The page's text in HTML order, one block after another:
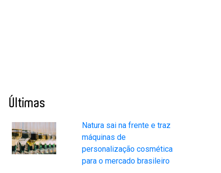
Últimas
Natura sai na frente e traz
máquinas de
personalização cosmética
para o mercado brasileiro